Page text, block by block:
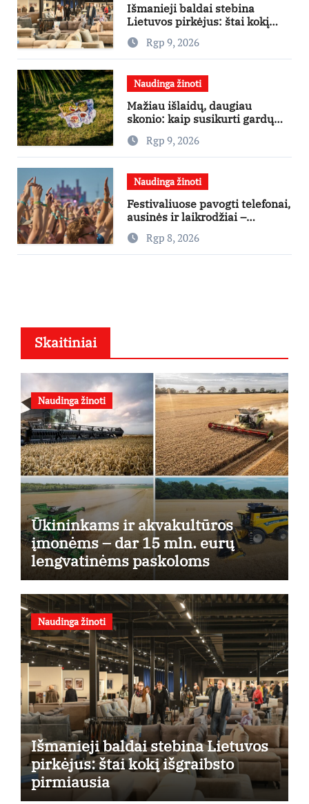
Išmanieji baldai stebina
Lietuvos pirkėjus: štai kokį
išgraibsto pirmiausia
Rgp 9, 2026
Naudinga žinoti
Mažiau išlaidų, daugiau
skonio: kaip susikurti gardų
pikniką iš vos kelių produktų
Rgp 9, 2026
Naudinga žinoti
Festivaliuose pavogti telefonai,
ausinės ir laikrodžiai –
ekspertai primena apie
didžiausias finansines rizikas
Rgp 8, 2026
Skaitiniai
Naudinga žinoti
Ūkininkams ir akvakultūros
įmonėms – dar 15 mln. eurų
lengvatinėms paskoloms
Naudinga žinoti
Išmanieji baldai stebina Lietuvos
pirkėjus: štai kokį išgraibsto
pirmiausia